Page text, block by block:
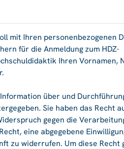
Ok
mit Ihren personenbezogenen
für die Anmeldung zum HDZ-
Ihren Vornamen,
über und
Sie haben das Recht
gegen die
eine abgegebene
zu widerrufen. Um diese Recht